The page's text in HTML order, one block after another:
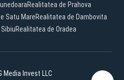
Realitatea de Prahova
Satu MareRealitatea de Dambovita
Realitatea de Oradea
Media Invest LLC